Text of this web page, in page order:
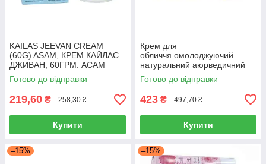
KAILAS JEEVAN CREAM
(60G) ASAM, КРЕМ КАЙЛАС
ДЖИВАН, 60ГРМ. АСАМ
Готово до відправки
219,60 ₴ 258,30 ₴
Купити
Крем для
обличчя омолоджуючий
натуральний аюрведичний
BIO SHAFFRON CREAM
BIOTIQUE 50г Шафран
Готово до відправки
423 ₴ 497,70 ₴
Купити
–15% –15%